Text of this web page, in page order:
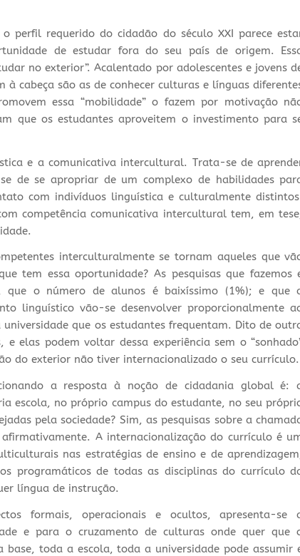
perfil requerido do cidadão do século XXI parece
de estudar fora do seu país de origem.
no exterior”. Acalentado por adolescentes e jovens
cabeça são as de conhecer culturas e línguas
essa “mobilidade” o fazem por motivação
que os estudantes aproveitem o investimento para
e a comunicativa intercultural. Trata-se de
de se apropriar de um complexo de habilidades
com indivíduos linguística e culturalmente
competência comunicativa intercultural tem, em
interculturalmente se tornam aqueles que
tem essa oportunidade? As pesquisas que fazemos
que o número de alunos é baixíssimo (1%); e que
linguístico vão-se desenvolver proporcionalmente
que os estudantes frequentam. Dito de
elas podem voltar dessa experiência sem o
do exterior não tiver internacionalizado o seu currículo.
a resposta à noção de cidadania global é:
escola, no próprio campus do estudante, no seu
pela sociedade? Sim, as pesquisas sobre a
A internacionalização do currículo é
nas estratégias de ensino e de
programáticos de todas as disciplinas do currículo
língua de instrução.
formais, operacionais e ocultos, apresenta-se
e para o cruzamento de culturas onde quer que
toda a escola, toda a universidade pode assumir